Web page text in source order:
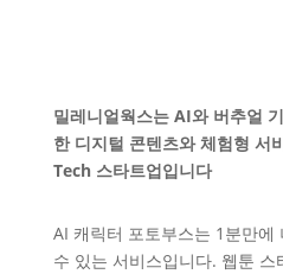
밀레니얼웍스는 AI와 버추얼
한 디지털 콘텐츠와 체험형 서
Tech 스타트업입니다
AI 캐릭터 포토부스는 1분만에
수 있는 서비스입니다. 웹툰